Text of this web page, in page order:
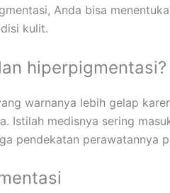
Anda bisa
kulit.
hiperpigmentasi?
warnanya lebih gelap
Istilah medisnya sering
pendekatan perawatannya